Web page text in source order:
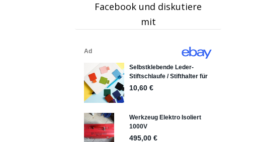
Facebook und diskutiere
mit